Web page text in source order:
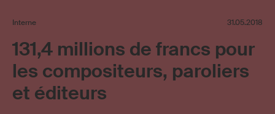
Interne 31.05.2018
131,4 millions de francs pour
les compositeurs, paroliers
et éditeurs